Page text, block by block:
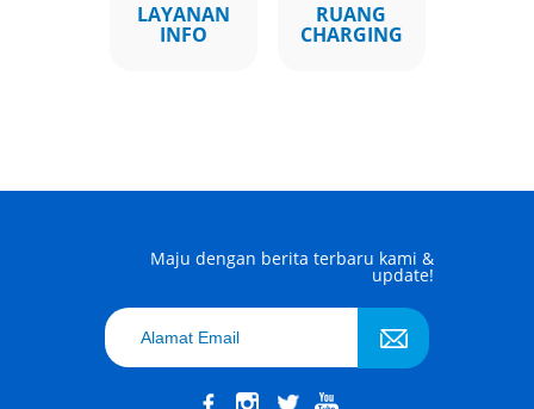
LAYANAN
INFO
RUANG
CHARGING
Maju dengan berita terbaru kami &
update!